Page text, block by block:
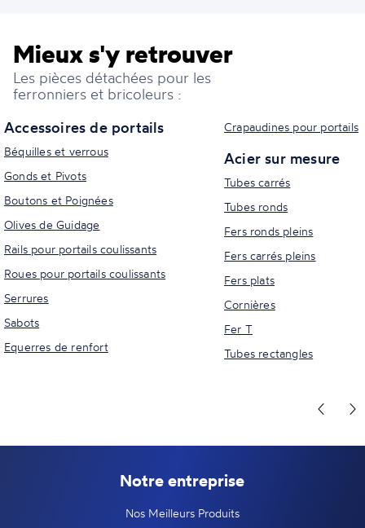
Mieux s'y retrouver
Les pièces détachées pour les
ferronniers et bricoleurs :
Accessoires de portails
Béquilles et verrous
Gonds et Pivots
Boutons et Poignées
Olives de Guidage
Rails pour portails coulissants
Roues pour portails coulissants
Serrures
Sabots
Equerres de renfort
Crapaudines pour portails
Acier sur mesure
Tubes carrés
Tubes ronds
Fers ronds pleins
Fers carrés pleins
Fers plats
Cornières
Fer T
Tubes rectangles
Notre entreprise
Nos Meilleurs Produits